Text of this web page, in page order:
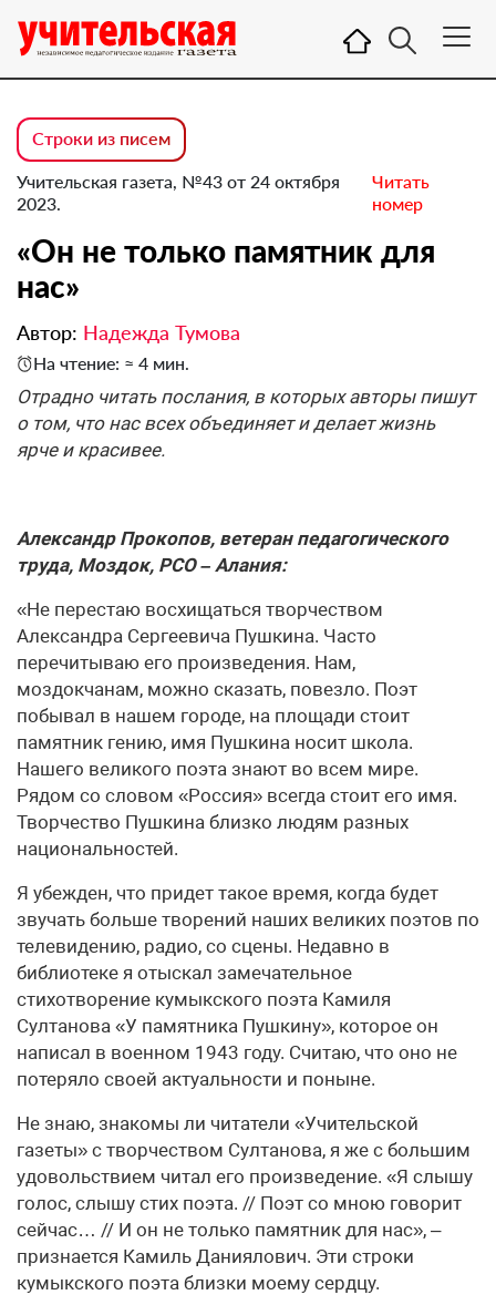
Строки из писем
Учительская газета, №43 от 24 октября
2023.
Читать
номер
«Он не только памятник для
нас»
Автор: Надежда Тумова
На чтение: ≈ 4 мин.
Отрадно читать послания, в которых авторы пишут
о том, что нас всех объединяет и делает жизнь
ярче и красивее.
Александр Прокопов, ветеран педагогического
труда, Моздок, РСО – Алания:
«Не перестаю восхищаться творчеством
Александра Сергеевича Пушкина. Часто
перечитываю его произведения. Нам,
моздокчанам, можно сказать, повезло. Поэт
побывал в нашем городе, на площади стоит
памятник гению, имя Пушкина носит школа.
Нашего великого поэта знают во всем мире.
Рядом со словом «Россия» всегда стоит его имя.
Творчество Пушкина близко людям разных
национальностей.
Я убежден, что придет такое время, когда будет
звучать больше творений наших великих поэтов по
телевидению, радио, со сцены. Недавно в
библиотеке я отыскал замечательное
стихотворение кумыкского поэта Камиля
Султанова «У памятника Пушкину», которое он
написал в воен­ном 1943 году. Считаю, что оно не
потеряло своей актуальности и поныне.
Не знаю, знакомы ли читатели «Учительской
газеты» с творчеством Султанова, я же с большим
удовольствием читал его произведение. «Я слышу
голос, слышу стих поэта. // Поэт со мною говорит
сейчас… // И он не только памятник для нас», –
признается Камиль Даниялович. Эти строки
кумыкского поэта близки моему сердцу.